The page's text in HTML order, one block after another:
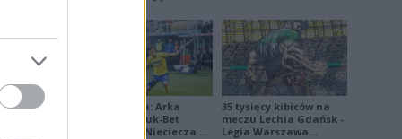
Ekstraklasa: Arka
Gdynia - Bruk-Bet
Termalica Nieciecza 2-
35 tysięcy kibiców na
meczu Lechia Gdańsk -
Legia Warszawa